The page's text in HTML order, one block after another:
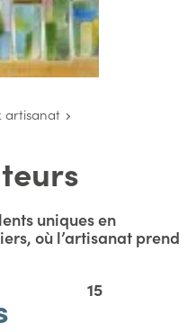
artisanat
uniques en
où l’artisanat prend
15